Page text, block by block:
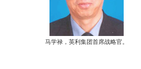
马学禄，英利集团首席战略官。